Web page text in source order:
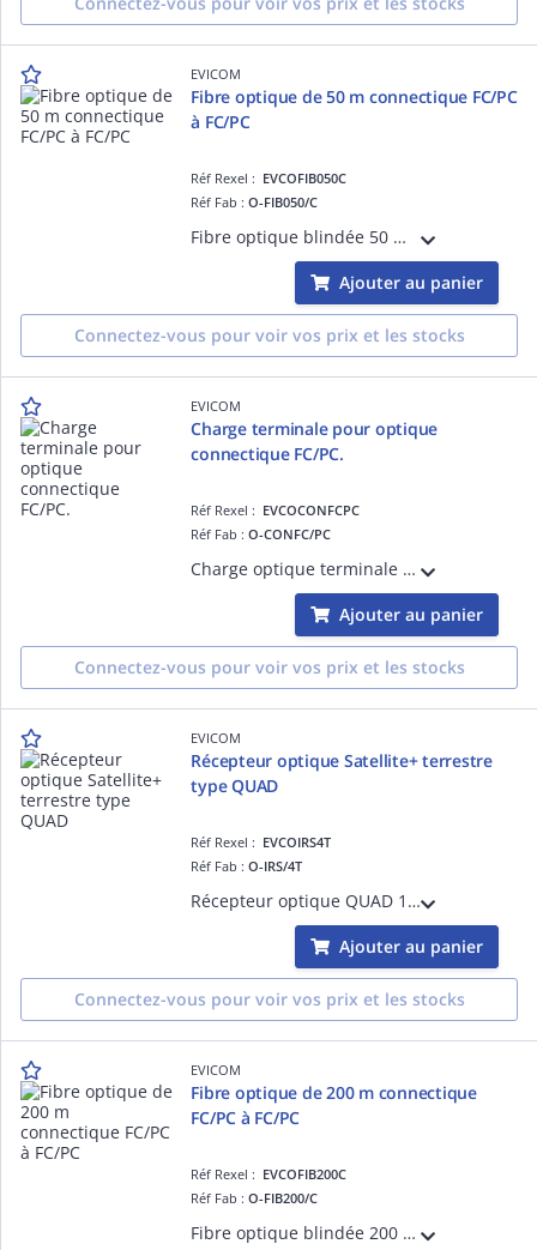
EVICOM
Fibre optique de 50 m connectique FC/PC
à FC/PC
Réf Rexel : EVCOFIB050C
Réf Fab :O-FIB050/C
Fibre optique blindée 50 mètres Pour utilisation en intérieur Pré-connectorisée FC/PC
Ajouter au panier
Connectez-vous pour voir vos prix et les stocks
EVICOM
Charge terminale pour optique
connectique FC/PC.
Réf Rexel : EVCOCONFCPC
Réf Fab :O-CONFC/PC
Charge optique terminale pour charger une sortie optique non utilisée. Connectique FC/PC
Ajouter au panier
Connectez-vous pour voir vos prix et les stocks
EVICOM
Récepteur optique Satellite+ terrestre
type QUAD
Réf Rexel : EVCOIRS4T
Réf Fab :O-IRS/4T
Récepteur optique QUAD 1 sat + terrestre Niveau de sortie Ter : 71 dBµV, Sat : 75 dBµV Permet de raccorder quatre terminaux satellites
Ajouter au panier
Connectez-vous pour voir vos prix et les stocks
EVICOM
Fibre optique de 200 m connectique
FC/PC à FC/PC
Réf Rexel : EVCOFIB200C
Réf Fab :O-FIB200/C
Fibre optique blindée 200 mètres Pour utilisation en intérieur Pré-connectorisée FC/PC